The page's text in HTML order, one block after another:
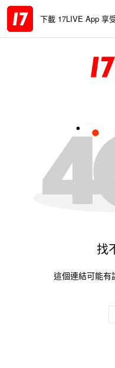
下載 17LIVE App 享
找
這個連結可能有